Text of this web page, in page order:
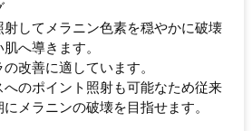
してメラニン色素を穏やかに破壊
へ導きます。
改善に適しています。
へのポイント照射も可能なため従来
メラニンの破壊を目指せます。